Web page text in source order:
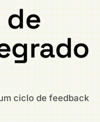
ciclo de feedback